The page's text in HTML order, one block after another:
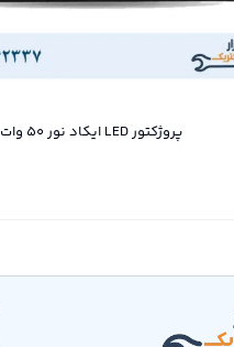
پروژکتور LED ایکاد نور 50 وات